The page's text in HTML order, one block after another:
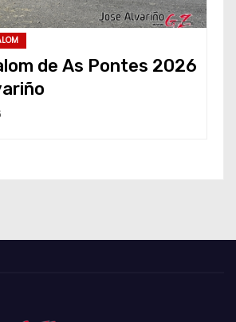
de As Pontes 2026